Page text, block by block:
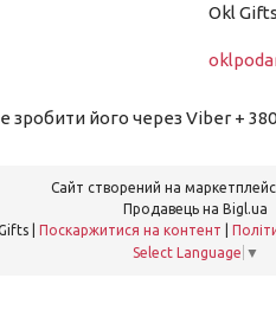
Okl Gifts
його через Viber +
Сайт створений на
Продавець на Bigl.ua
Поскаржитися на контент
Select Language ▼